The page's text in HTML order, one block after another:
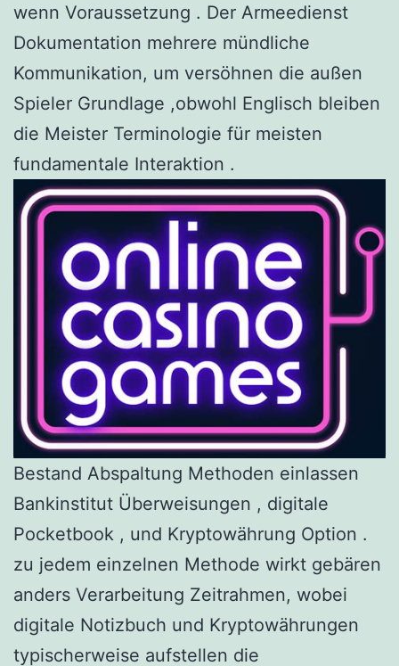
wenn Voraussetzung . Der Armeedienst
Dokumentation mehrere mündliche
Kommunikation, um versöhnen die außen
Spieler Grundlage ,obwohl Englisch bleiben
die Meister Terminologie für meisten
fundamentale Interaktion .
Bestand Abspaltung Methoden einlassen
Bankinstitut Überweisungen , digitale
Pocketbook , und Kryptowährung Option .
zu jedem einzelnen Methode wirkt gebären
anders Verarbeitung Zeitrahmen, wobei
digitale Notizbuch und Kryptowährungen
typischerweise aufstellen die